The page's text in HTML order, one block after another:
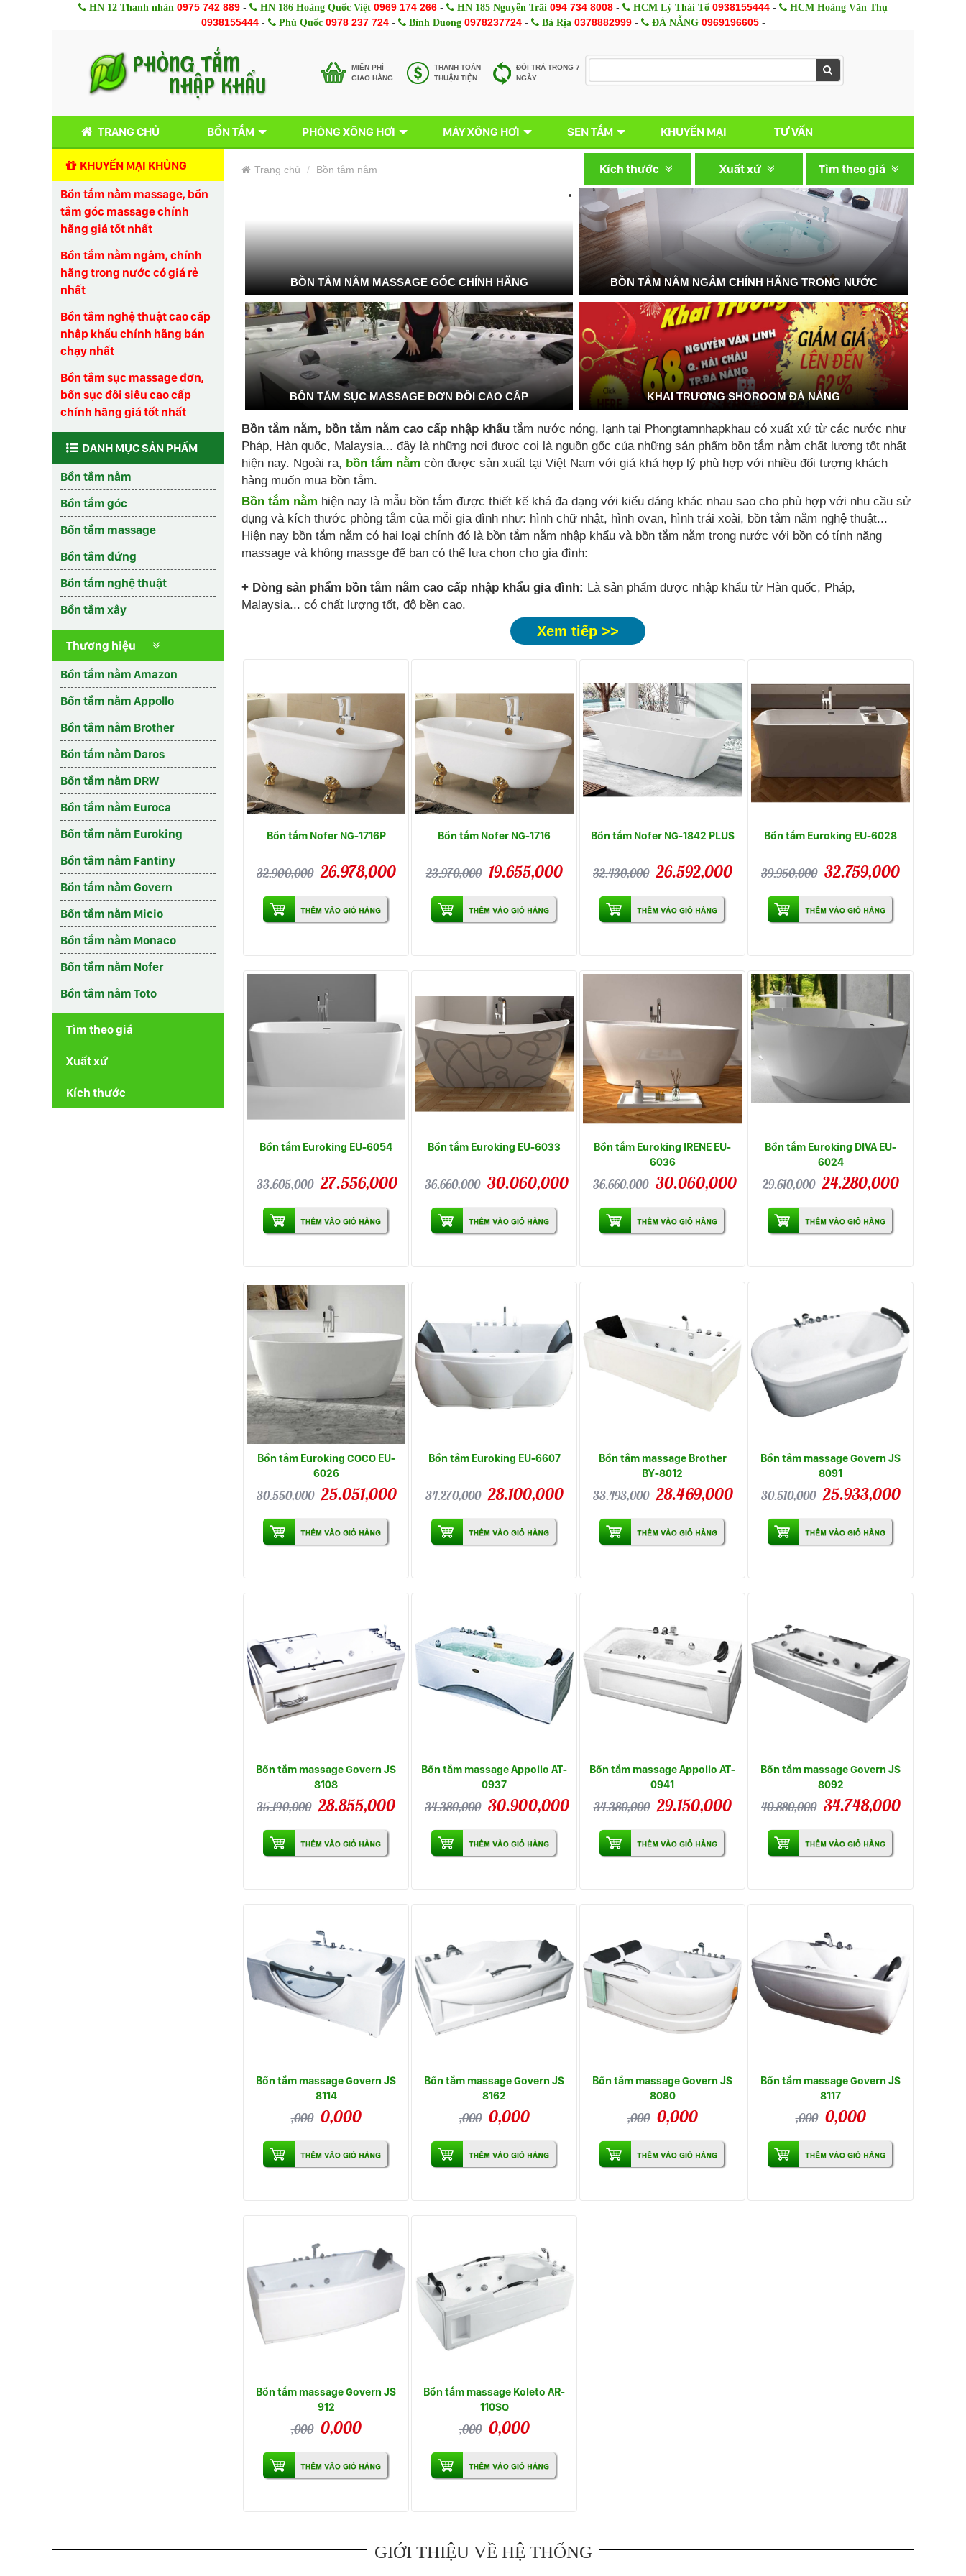
HN 12 Thanh nhàn 0975 742 889 - HN 186 Hoàng Quốc Việt 0969 174 266 - HN 185 Nguyễn Trãi 094 734 8008 - HCM Lý Thái Tổ 0938155444 - HCM Hoàng Văn Thụ
0938155444- Phú Quốc 0978 237 724- Bình Duong 0978237724- Bà Rịa 0378882999- ĐÀ NẴNG 0969196605-
MIÊN PHÍ
GIAO HÀNG
THANH TOÁN
THUẬN TIỆN
ĐỔI TRẢ TRONG 7
NGÀY
TRANG CHỦ BỒN TẮM PHÒNG XÔNG HƠI MÁY XÔNG HƠI SEN TẮM KHUYẾN MẠI TƯ VẤN
KHUYẾN MẠI KHỦNG
Bồn tắm nằm massage, bồn
tắm góc massage chính
hãng giá tốt nhất
Bồn tắm nằm ngâm, chính
hãng trong nước có giá rẻ
nhất
Bồn tắm nghệ thuật cao cấp
nhập khẩu chính hãng bán
chạy nhất
Bồn tắm sục massage đơn,
bồn sục đôi siêu cao cấp
chính hãng giá tốt nhất
DANH MỤC SẢN PHẨM
Bồn tắm nằm
Bồn tắm góc
Bồn tắm massage
Bồn tắm đứng
Bồn tắm nghệ thuật
Bồn tắm xây
Thương hiệu
Bồn tắm nằm Amazon
Bồn tắm nằm Appollo
Bồn tắm nằm Brother
Bồn tắm nằm Daros
Bồn tắm nằm DRW
Bồn tắm nằm Euroca
Bồn tắm nằm Euroking
Bồn tắm nằm Fantiny
Bồn tắm nằm Govern
Bồn tắm nằm Micio
Bồn tắm nằm Monaco
Bồn tắm nằm Nofer
Bồn tắm nằm Toto
Tìm theo giá
Xuất xứ
Kích thước
Trang chủ Bồn tắm nằm Tìm theo giá
Xuất xứ
Kích thước
BỒN TẮM NẰM MASSAGE GÓC CHÍNH HÃNG BỒN TẮM NẰM NGÂM CHÍNH HÃNG TRONG NƯỚC
BỒN TẮM SỤC MASSAGE ĐƠN ĐÔI CAO CẤP KHAI TRƯƠNG SHOROOM ĐÀ NẴNG
Bồn tắm nằm, bồn tắm nằm cao cấp nhập khẩu tắm nước nóng, lạnh tại Phongtamnhapkhau có xuất xứ từ các nước như
Pháp, Hàn quốc, Malaysia... đây là những nơi được coi là nguồn gốc của những sản phẩm bồn tắm nằm chất lượng tốt nhất
hiện nay. Ngoài ra, bồn tắm nằm còn được sản xuất tại Việt Nam với giá khá hợp lý phù hợp với nhiều đối tượng khách
hàng muốn mua bồn tắm.
Bồn tắm nằm hiện nay là mẫu bồn tắm được thiết kế khá đa dạng với kiểu dáng khác nhau sao cho phù hợp với nhu cầu sử
dụng và kích thước phòng tắm của mỗi gia đình như: hình chữ nhật, hình ovan, hình trái xoài, bồn tắm nằm nghệ thuật...
Hiện nay bồn tắm nằm có hai loại chính đó là bồn tắm nằm nhập khẩu và bồn tắm nằm trong nước với bồn có tính năng
massage và không massge để bạn có thể lựa chọn cho gia đình:
+ Dòng sản phẩm bồn tắm nằm cao cấp nhập khẩu gia đình: Là sản phẩm được nhập khẩu từ Hàn quốc, Pháp,
Malaysia... có chất lượng tốt, độ bền cao.
Xem tiếp >>
Bồn tắm Nofer NG-1716P
32.900,000 26.978,000
Bồn tắm Nofer NG-1716
23.970,000 19.655,000
Bồn tắm Nofer NG-1842 PLUS
32.430,000 26.592,000
Bồn tắm Euroking EU-6028
39.950,000 32.759,000
Bồn tắm Euroking EU-6054
33.605,000 27.556,000
Bồn tắm Euroking EU-6033
36.660,000 30.060,000
Bồn tắm Euroking IRENE EU-
6036
36.660,000 30.060,000
Bồn tắm Euroking DIVA EU-
6024
29.610,000 24.280,000
Bồn tắm Euroking COCO EU-
6026
30.550,000 25.051,000
Bồn tắm Euroking EU-6607
34.270,000 28.100,000
Bồn tắm massage Brother
BY-8012
33.493,000 28.469,000
Bồn tắm massage Govern JS
8091
30.510,000 25.933,000
Bồn tắm massage Govern JS
8108
35.190,000 28.855,000
Bồn tắm massage Appollo AT-
0937
34.380,000 30.900,000
Bồn tắm massage Appollo AT-
0941
34.380,000 29.150,000
Bồn tắm massage Govern JS
8092
40.880,000 34.748,000
Bồn tắm massage Govern JS
8114
,000 0,000
Bồn tắm massage Govern JS
8162
,000 0,000
Bồn tắm massage Govern JS
8080
,000 0,000
Bồn tắm massage Govern JS
8117
,000 0,000
Bồn tắm massage Govern JS
912
,000 0,000
Bồn tắm massage Koleto AR-
110SQ
,000 0,000